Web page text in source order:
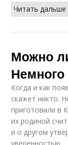
Читать
Можно
Немного
Когда и как
скажет никто.
приготовили в
их родиной
и о другом